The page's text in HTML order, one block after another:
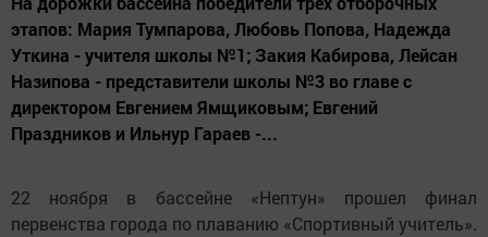
этапов: Мария Тумпарова, Любовь Попова, Надежда
Уткина - учителя школы №1; Закия Кабирова, Лейсан
Назипова - представители школы №3 во главе с
директором Евгением Ямщиковым; Евгений
Праздников и Ильнур Гараев -...
22 ноября в бассейне «Нептун» прошел финал
первенства города по плаванию «Спортивный учитель».